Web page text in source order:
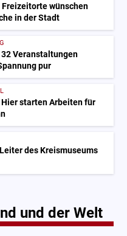
wünschen
in der Stadt
Veranstaltungen
pur
starten Arbeiten für
des Kreismuseums
und der Welt